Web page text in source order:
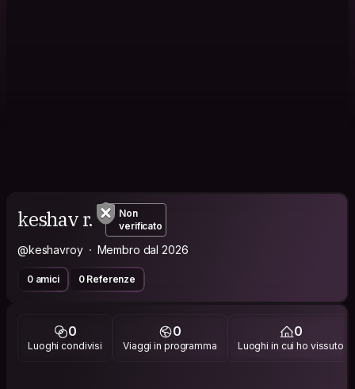
keshav r.
Non
verificato
@keshavroy Membro dal 2026
0 amici 0 Referenze
0
Luoghi condivisi
0
Viaggi in programma
0
Luoghi in cui ho vissuto